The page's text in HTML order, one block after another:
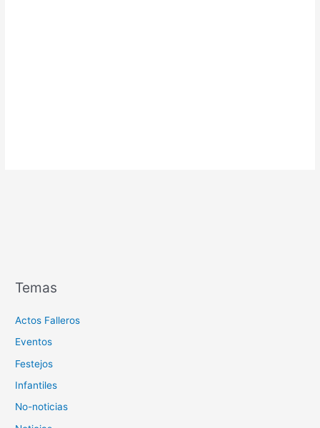
Temas
Actos Falleros
Eventos
Festejos
Infantiles
No-noticias